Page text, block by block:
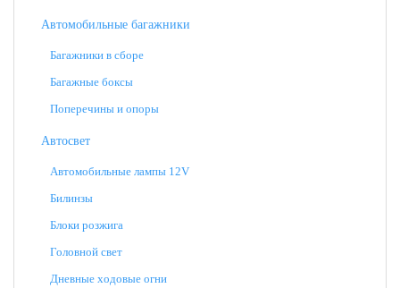
Автомобильные багажники
Багажники в сборе
Багажные боксы
Поперечины и опоры
Автосвет
Автомобильные лампы 12V
Билинзы
Блоки розжига
Головной свет
Дневные ходовые огни